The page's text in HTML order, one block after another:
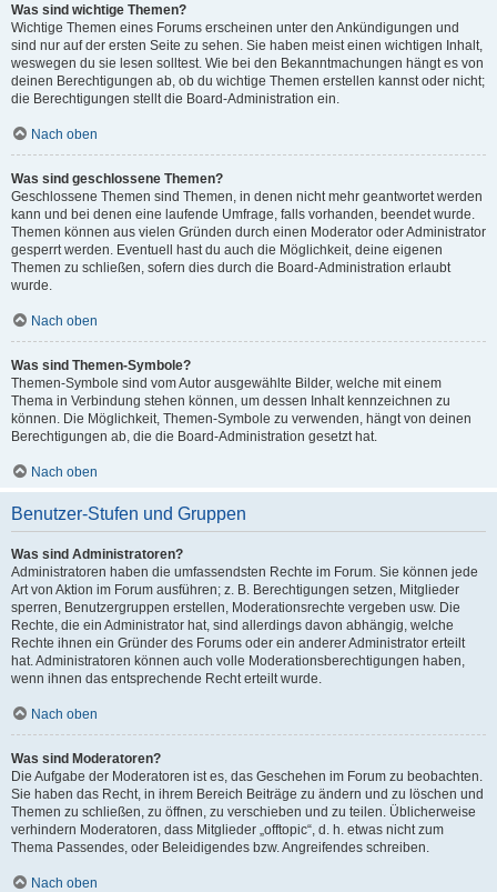
Was sind wichtige Themen?
Wichtige Themen eines Forums erscheinen unter den Ankündigungen und
sind nur auf der ersten Seite zu sehen. Sie haben meist einen wichtigen Inhalt,
weswegen du sie lesen solltest. Wie bei den Bekanntmachungen hängt es von
deinen Berechtigungen ab, ob du wichtige Themen erstellen kannst oder nicht;
die Berechtigungen stellt die Board-Administration ein.
Nach oben
Was sind geschlossene Themen?
Geschlossene Themen sind Themen, in denen nicht mehr geantwortet werden
kann und bei denen eine laufende Umfrage, falls vorhanden, beendet wurde.
Themen können aus vielen Gründen durch einen Moderator oder Administrator
gesperrt werden. Eventuell hast du auch die Möglichkeit, deine eigenen
Themen zu schließen, sofern dies durch die Board-Administration erlaubt
wurde.
Nach oben
Was sind Themen-Symbole?
Themen-Symbole sind vom Autor ausgewählte Bilder, welche mit einem
Thema in Verbindung stehen können, um dessen Inhalt kennzeichnen zu
können. Die Möglichkeit, Themen-Symbole zu verwenden, hängt von deinen
Berechtigungen ab, die die Board-Administration gesetzt hat.
Nach oben
Benutzer-Stufen und Gruppen
Was sind Administratoren?
Administratoren haben die umfassendsten Rechte im Forum. Sie können jede
Art von Aktion im Forum ausführen; z. B. Berechtigungen setzen, Mitglieder
sperren, Benutzergruppen erstellen, Moderationsrechte vergeben usw. Die
Rechte, die ein Administrator hat, sind allerdings davon abhängig, welche
Rechte ihnen ein Gründer des Forums oder ein anderer Administrator erteilt
hat. Administratoren können auch volle Moderationsberechtigungen haben,
wenn ihnen das entsprechende Recht erteilt wurde.
Nach oben
Was sind Moderatoren?
Die Aufgabe der Moderatoren ist es, das Geschehen im Forum zu beobachten.
Sie haben das Recht, in ihrem Bereich Beiträge zu ändern und zu löschen und
Themen zu schließen, zu öffnen, zu verschieben und zu teilen. Üblicherweise
verhindern Moderatoren, dass Mitglieder „offtopic“, d. h. etwas nicht zum
Thema Passendes, oder Beleidigendes bzw. Angreifendes schreiben.
Nach oben